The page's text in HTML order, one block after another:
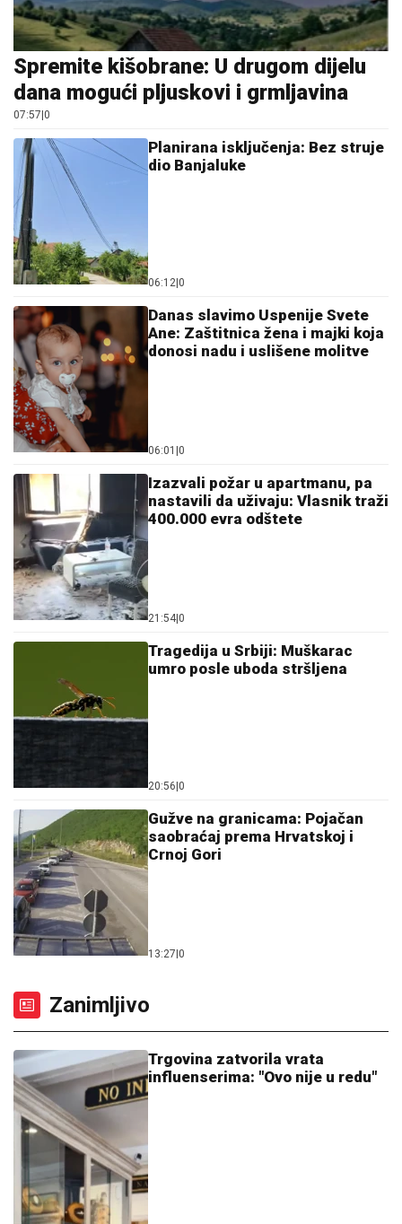
Spremite kišobrane: U drugom dijelu
dana mogući pljuskovi i grmljavina
07:57 0
Planirana isključenja: Bez struje
dio Banjaluke
06:12 0
Danas slavimo Uspenije Svete
Ane: Zaštitnica žena i majki koja
donosi nadu i uslišene molitve
06:01 0
Izazvali požar u apartmanu, pa
nastavili da uživaju: Vlasnik traži
400.000 evra odštete
21:54 0
Tragedija u Srbiji: Muškarac
umro posle uboda stršljena
20:56 0
Gužve na granicama: Pojačan
saobraćaj prema Hrvatskoj i
Crnoj Gori
13:27 0
Zanimljivo
Trgovina zatvorila vrata
influenserima: "Ovo nije u redu"